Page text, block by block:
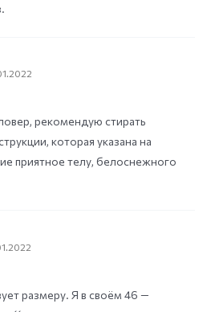
рекомендую стирать
которая указана на
приятное телу, белоснежного
размеру. Я в своём 46 —